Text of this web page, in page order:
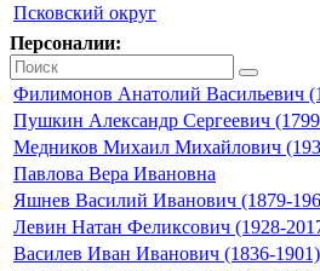
Псковский округ
Персоналии:
Филимонов Анатолий Васильевич
Пушкин Александр Сергеевич
Медников Михаил Михайлович
Павлова Вера Ивановна
Яшнев Василий Иванович (1879-
Левин Натан Феликсович (1928-
Василев Иван Иванович (1836-1901)